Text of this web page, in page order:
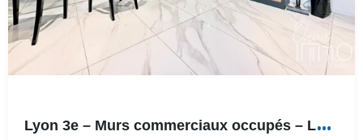
L
yon 3e – Murs commerciaux occupés – Loyer HC de 800